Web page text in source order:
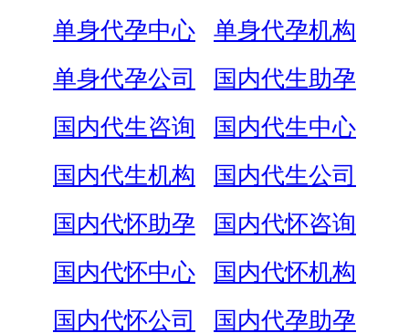
单身代孕中心
单身代孕机构
单身代孕公司
国内代生助孕
国内代生咨询
国内代生中心
国内代生机构
国内代生公司
国内代怀助孕
国内代怀咨询
国内代怀中心
国内代怀机构
国内代怀公司
国内代孕助孕